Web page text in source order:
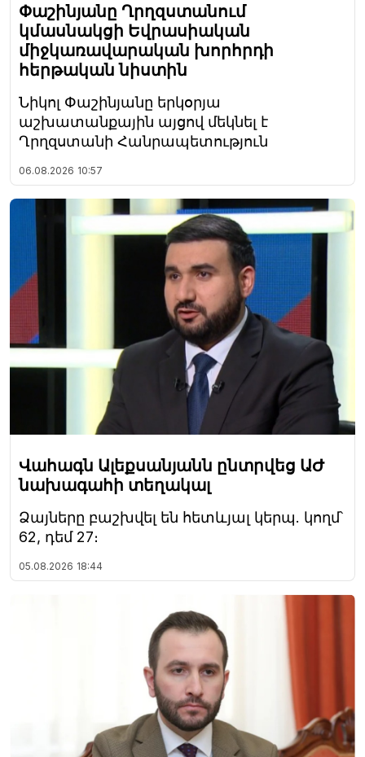
Փաշինյանը Ղրղզստանում
կմասնակցի Եվրասիական
միջկառավարական խորհրդի
հերթական նիստին
Նիկոլ Փաշինյանը երկօրյա
աշխատանքային այցով մեկնել է
Ղրղզստանի Հանրապետություն
06.08.2026 10:57
Վահագն Ալեքսանյանն ընտրվեց ԱԺ
նախագահի տեղակալ
Ձայները բաշխվել են հետևյալ կերպ. կողմ՝
62, դեմ 27։
05.08.2026 18:44